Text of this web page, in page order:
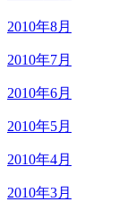
2010年8月
2010年7月
2010年6月
2010年5月
2010年4月
2010年3月